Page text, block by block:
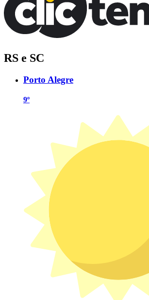
RS e SC
Porto Alegre
9º